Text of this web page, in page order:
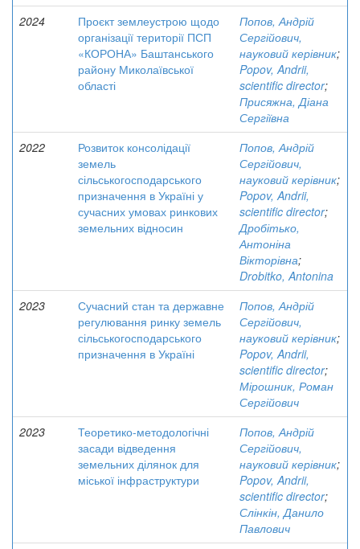
2024
Проєкт землеустрою щодо
організації території ПСП
«КОРОНА» Баштанського
району Миколаївської
області
Попов, Андрій
Сергійович,
науковий керівник;
Popov, Andrii,
scientific director;
Присяжна, Діана
Сергіївна
2022
Розвиток консолідації
земель
сільськогосподарського
призначення в Україні у
сучасних умовах ринкових
земельних відносин
Попов, Андрій
Сергійович,
науковий керівник;
Popov, Andrii,
scientific director;
Дробітько,
Антоніна
Вікторівна;
Drobitko, Antonina
2023
Сучасний стан та державне
регулювання ринку земель
сільськогосподарського
призначення в Україні
Попов, Андрій
Сергійович,
науковий керівник;
Popov, Andrii,
scientific director;
Мірошник, Роман
Сергійович
2023
Теоретико-методологічні
засади відведення
земельних ділянок для
міської інфраструктури
Попов, Андрій
Сергійович,
науковий керівник;
Popov, Andrii,
scientific director;
Слінкін, Данило
Павлович